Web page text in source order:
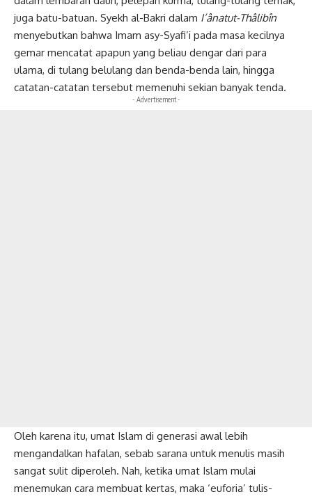
juga batu-batuan. Syekh al-Bakri dalam I’ânatut-Thâlibîn
menyebutkan bahwa Imam asy-Syafi’i pada masa kecilnya
gemar mencatat apapun yang beliau dengar dari para
ulama, di tulang belulang dan benda-benda lain, hingga
catatan-catatan tersebut memenuhi sekian banyak tenda.
- Advertisement -
Oleh karena itu, umat Islam di generasi awal lebih
mengandalkan hafalan, sebab sarana untuk menulis masih
sangat sulit diperoleh. Nah, ketika umat Islam mulai
menemukan cara membuat kertas, maka ‘euforia’ tulis-